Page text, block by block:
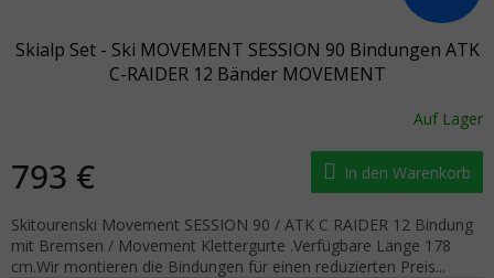
Skialp Set - Ski MOVEMENT SESSION 90 Bindungen ATK
C-RAIDER 12 Bänder MOVEMENT
Auf Lager
793 € In den Warenkorb
Skitourenski Movement SESSION 90 / ATK C RAIDER 12 Bindung
mit Bremsen / Movement Klettergurte .Verfügbare Länge 178
cm.Wir montieren die Bindungen für einen reduzierten Preis...